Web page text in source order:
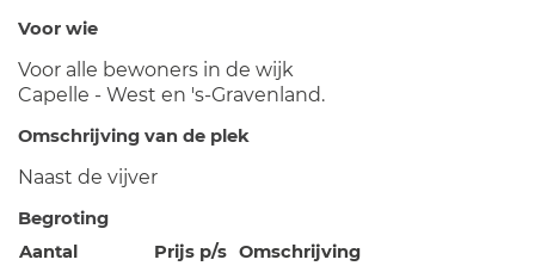
Voor wie
Voor alle bewoners in de wijk
Capelle - West en 's-Gravenland.
Omschrijving van de plek
Naast de vijver
Begroting
Aantal
Prijs p/s Omschrijving